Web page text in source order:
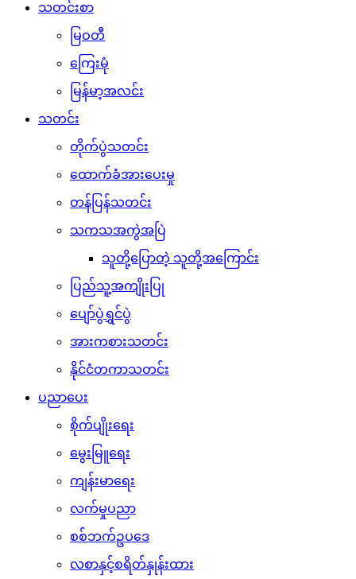
သတင်းစာ
မြဝတီ
ကြေးမုံ
မြန်မာ့အလင်း
သတင်း
တိုက်ပွဲသတင်း
ထောက်ခံအားပေးမှု
တန်ပြန်သတင်း
သကသအကွဲအပြဲ
သူတို့ပြောတဲ့ သူတို့အကြောင်း
ပြည်သူ့အကျိုးပြု
ပျော်ပွဲရွှင်ပွဲ
အားကစားသတင်း
နိုင်ငံတကာသတင်း
ပညာပေး
စိုက်ပျိုးရေး
မွေးမြူရေး
ကျန်းမာရေး
လက်မှုပညာ
စစ်ဘက်ဥပဒေ
လစာနှင့်စရိတ်နှုန်းထား